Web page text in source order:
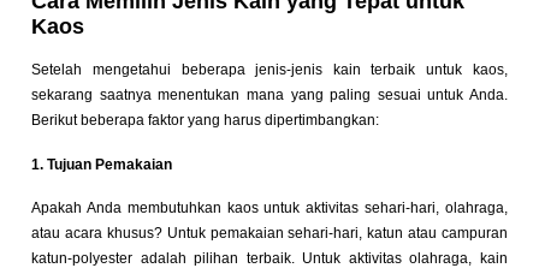
Kaos
Setelah mengetahui beberapa jenis-jenis kain terbaik untuk kaos,
sekarang saatnya menentukan mana yang paling sesuai untuk Anda.
Berikut beberapa faktor yang harus dipertimbangkan:
1. Tujuan Pemakaian
Apakah Anda membutuhkan kaos untuk aktivitas sehari-hari, olahraga,
atau acara khusus? Untuk pemakaian sehari-hari, katun atau campuran
katun-polyester adalah pilihan terbaik. Untuk aktivitas olahraga, kain